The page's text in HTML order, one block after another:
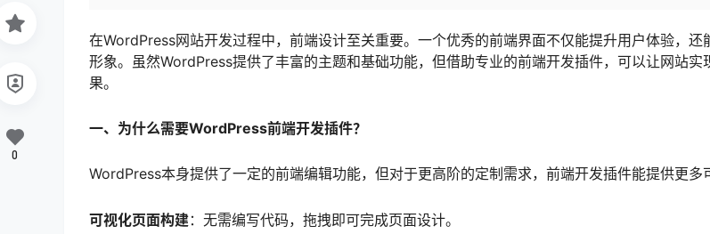
在WordPress网站开发过程中，前端设计至关重要。一个优秀的前端界面不仅能提升用户体验，还
形象。虽然WordPress提供了丰富的主题和基础功能，但借助专业的前端开发插件，可以让网站实
果。
一、为什么需要WordPress前端开发插件？
WordPress本身提供了一定的前端编辑功能，但对于更高阶的定制需求，前端开发插件能提供更多
可视化页面构建：无需编写代码，拖拽即可完成页面设计。
0